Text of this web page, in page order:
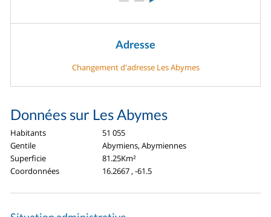
Adresse
Changement d'adresse Les Abymes
Données sur Les Abymes
Habitants
51 055
Gentile
Abymiens, Abymiennes
Superficie
81.25Km²
Coordonnées
16.2667 , -61.5